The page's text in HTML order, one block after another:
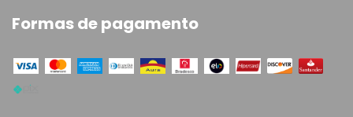
Formas de pagamento